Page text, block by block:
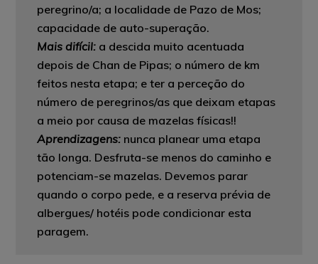
peregrino/a; a localidade de Pazo de Mos;
capacidade de auto-superação.
Mais difícil: a descida muito acentuada
depois de Chan de Pipas; o número de km
feitos nesta etapa; e ter a perceção do
número de peregrinos/as que deixam etapas
a meio por causa de mazelas físicas!!
Aprendizagens: nunca planear uma etapa
tão longa. Desfruta-se menos do caminho e
potenciam-se mazelas. Devemos parar
quando o corpo pede, e a reserva prévia de
albergues/ hotéis pode condicionar esta
paragem.